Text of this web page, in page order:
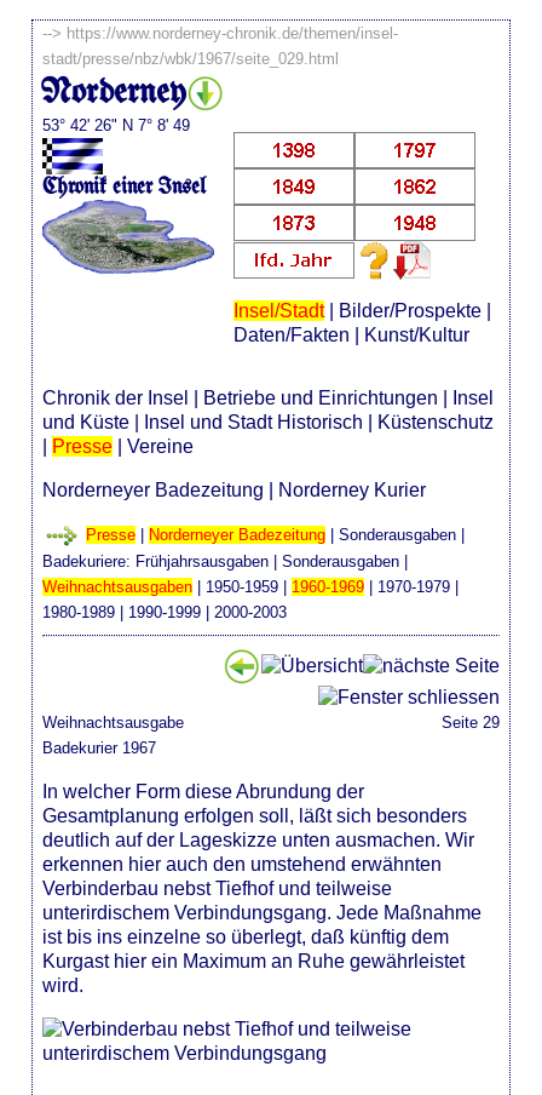
--> https://www.norderney-chronik.de/themen/insel-
stadt/presse/nbz/wbk/1967/seite_029.html
Norderney
53° 42' 26" N 7° 8' 49
Chronik einer Insel
Insel/Stadt| Bilder/Prospekte|
Daten/Fakten
Kunst/Kultur
Chronik der Insel Betriebe und Einrichtungen
Insel
und Küste
Insel und Stadt Historisch
Küstenschutz
Presse |Vereine
Norderneyer Badezeitung Norderney Kurier
Presse Norderneyer Badezeitung |Sonderausgaben
Badekuriere: Frühjahrsausgaben |Sonderausgaben |
Weihnachtsausgaben | 1950-1959 | 1960-1969 | 1970-1979 |
1980-1989 | 1990-1999 | 2000-2003
Weihnachtsausgabe
Badekurier 1967
Seite 29
In welcher Form diese Abrundung der
Gesamtplanung erfolgen soll, läßt sich besonders
deutlich auf der Lageskizze unten ausmachen. Wir
erkennen hier auch den umstehend erwähnten
Verbinderbau nebst Tiefhof und teilweise
unterirdischem Verbindungsgang. Jede Maßnahme
ist bis ins einzelne so überlegt, daß künftig dem
Kurgast hier ein Maximum an Ruhe gewährleistet
wird.